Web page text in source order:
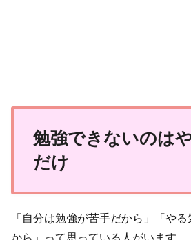
勉強できないのは
だけ
「自分は勉強が苦手だから」「や
から」って思っている人がいます。